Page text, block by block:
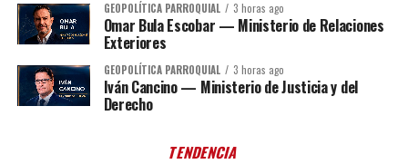
GEOPOLÍTICA PARROQUIAL 3 horas ago
Omar Bula Escobar — Ministerio de Relaciones
Exteriores
GEOPOLÍTICA PARROQUIAL 3 horas ago
Iván Cancino — Ministerio de Justicia y del
Derecho
TENDENCIA